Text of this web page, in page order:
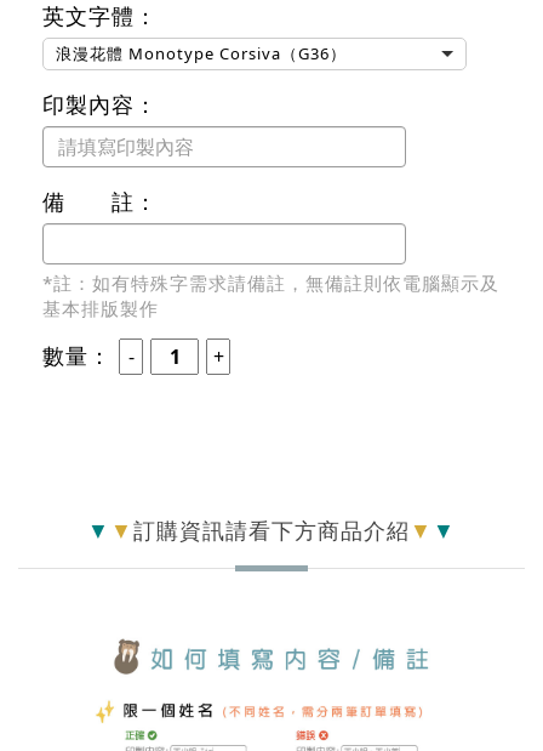
英文字體：
浪漫花體 Monotype Corsiva（G36）
印製內容：
備 註：
*註：如有特殊字需求請備註，無備註則依電腦顯示及
基本排版製作
數量：
▼ ▼ 訂購資訊請看下方商品介紹 ▼ ▼